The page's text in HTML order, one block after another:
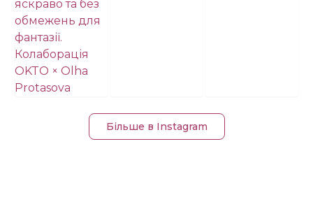
Більше в Instagram